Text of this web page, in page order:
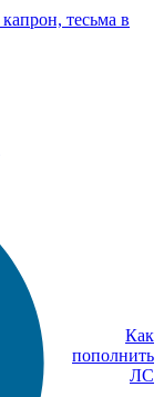
тесьма в
Как
пополнить
ЛС